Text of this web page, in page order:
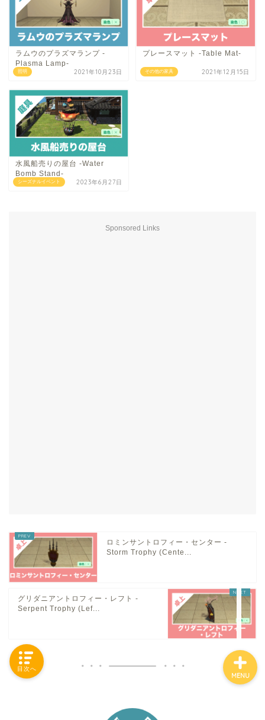
照明
ラムウのプラズマランプ -
Plasma Lamp-
2021年10月23日 その他の家具
プレースマット -Table Mat-
2021年12月15日
シーズナルイベント
水風船売りの屋台 -Water
Bomb Stand-
2023年6月27日
Sponsored Links
ロミンサントロフィー・センター -
Storm Trophy (Cente...
グリダニアントロフィー・レフト -
Serpent Trophy (Lef...
MENU
HOUSING COLLECTIONと
ご要望はコチラから
目次へ